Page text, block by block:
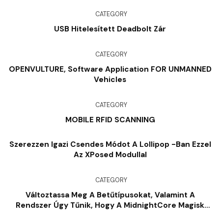
CATEGORY
USB Hitelesített Deadbolt Zár
CATEGORY
OPENVULTURE, Software Application FOR UNMANNED
Vehicles
CATEGORY
MOBILE RFID SCANNING
Szerezzen Igazi Csendes Módot A Lollipop -ban Ezzel
Az XPosed Modullal
CATEGORY
Változtassa Meg A Betűtípusokat, Valamint A
Rendszer Úgy Tűnik, Hogy A MidnightCore Magisk